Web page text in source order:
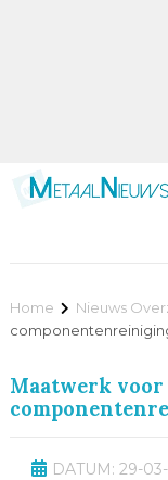
Home Nieuws
Maatwerk
DATUM: 29-